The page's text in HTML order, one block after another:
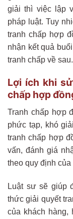
giải thì việc lập
pháp luật. Tuy
tranh chấp hợp
nhận kết quả
tranh chấp về sau.
Lợi ích khi
chấp hợp
Tranh chấp hợp
phức tạp, khó
tranh chấp hợp
vấn, đánh giá
theo quy định của
Luật sư sẽ giúp
thức giải quyết
của khách